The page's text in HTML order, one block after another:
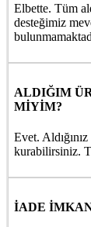
Elbette. Tüm
desteğimiz
ALDIĞIM
MİYİM?
Evet.
kurabilirsiniz.
İADE